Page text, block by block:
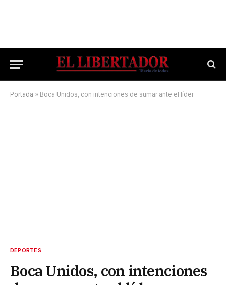
Portada » Boca Unidos, con intenciones de sumar ante el líder
DEPORTES
Boca Unidos, con intenciones